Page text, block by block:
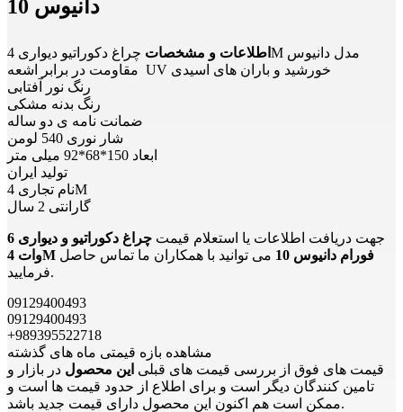
دانیوس 10
اطلاعات و مشخصات
چراغ دکوراتیو دیواری 4M مدل دانیوس
مقاومت در برابر اشعه UV خورشید و باران های اسیدی
رنگ نور آفتابی
رنگ بدنه مشکی
ضمانت نامه ی دو ساله
شار نوری 540 لومن
ابعاد 150*68*92 میلی متر
تولید ایران
نام تجاری 4M
گارانتی 2 سال
جهت دریافت اطلاعات یا استعلام قیمت
چراغ دکوراتیو و دیواری 6
وات 4M فورام دانیوس 10
می توانید با همکاران ما تماس حاصل
فرمایید.
09129400493
09129400493
+989395522718
مشاهده بازه قیمتی ماه های گذشته
قیمت های فوق از بررسی قیمت های قبلی این محصول در بازار و
تامین کنندگان دیگر است و برای اطلاع از حدود قیمت ها است و
ممکن است هم اکنون این محصول دارای قیمت جدید باشد.